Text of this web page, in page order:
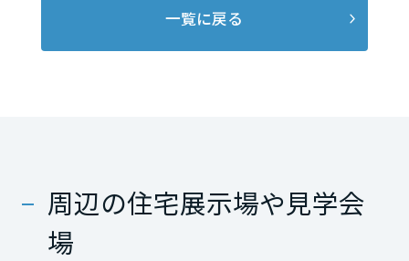
一覧に戻る
周辺の住宅展示場や見学会
場